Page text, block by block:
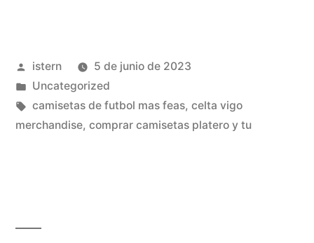
vende
camisetas
de
Publicado
por
istern
5 de junio de 2023
Publicado
en
Uncategorized
Etiquetas:
camisetas de futbol mas feas, celta vigo
merchandise, comprar camisetas platero y tu